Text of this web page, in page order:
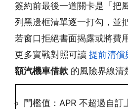
簽約前最後一道關卡是「把
列黑邊框清單逐一打勾，並
若窗口拒絕書面揭露或將費
更多實戰對照可讀提前清償
額汽機車借款 的風險界線清
門檻值：APR 不超過自